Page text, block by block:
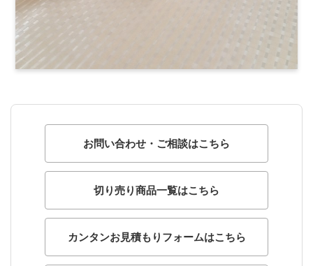
お問い合わせ・ご相談はこちら
切り売り商品一覧はこちら
カンタンお見積もりフォームはこちら